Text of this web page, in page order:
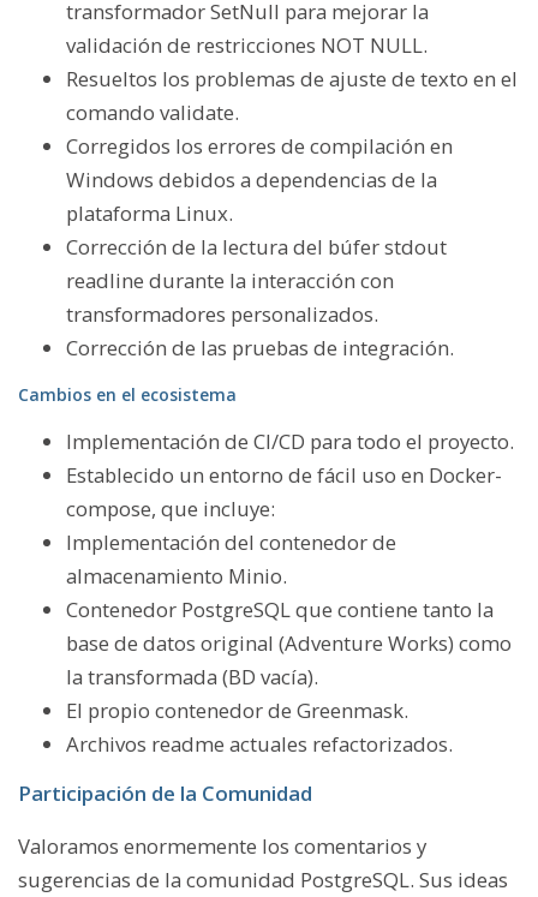
transformador SetNull para mejorar la
validación de restricciones NOT NULL.
Resueltos los problemas de ajuste de texto en el
comando validate.
Corregidos los errores de compilación en
Windows debidos a dependencias de la
plataforma Linux.
Corrección de la lectura del búfer stdout
readline durante la interacción con
transformadores personalizados.
Corrección de las pruebas de integración.
Cambios en el ecosistema
Implementación de CI/CD para todo el proyecto.
Establecido un entorno de fácil uso en Docker-
compose, que incluye:
Implementación del contenedor de
almacenamiento Minio.
Contenedor PostgreSQL que contiene tanto la
base de datos original (Adventure Works) como
la transformada (BD vacía).
El propio contenedor de Greenmask.
Archivos readme actuales refactorizados.
Participación de la Comunidad
Valoramos enormemente los comentarios y
sugerencias de la comunidad PostgreSQL. Sus ideas